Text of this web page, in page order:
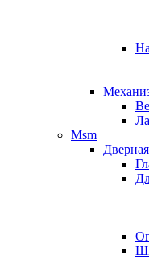
Msm